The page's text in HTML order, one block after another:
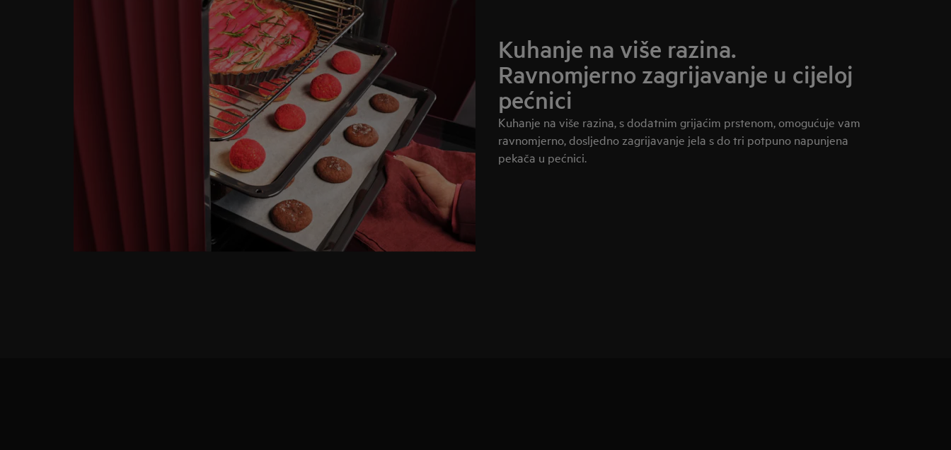
Kuhanje na više razina.
Ravnomjerno zagrijavanje u cijeloj
pećnici
Kuhanje na više razina, s dodatnim grijaćim prstenom, omogućuje vam
ravnomjerno, dosljedno zagrijavanje jela s do tri potpuno napunjena
pekača u pećnici.